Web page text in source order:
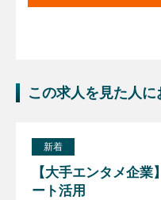
この求人を見た人
新着
【大手エンタメ企
ート活用